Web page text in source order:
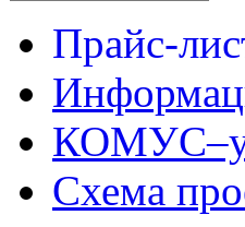
Прайс-
Схема